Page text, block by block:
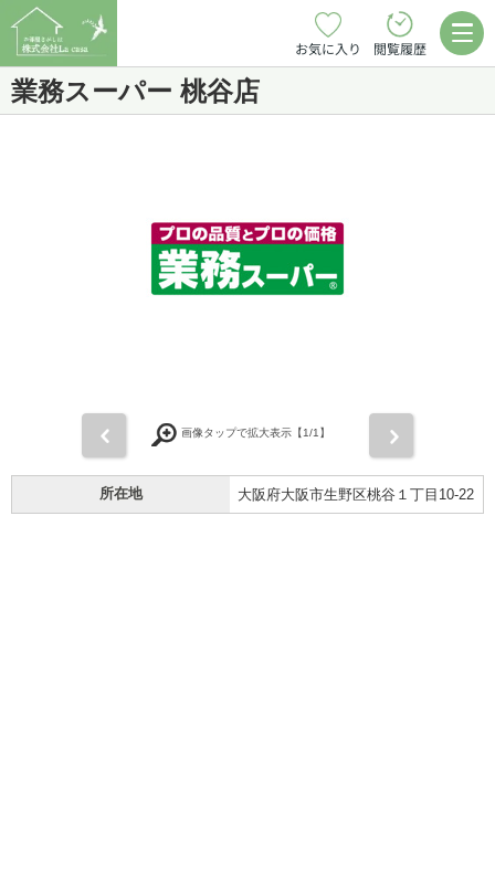
お気に入り 閲覧履歴
業務スーパー 桃谷店
画像タップで拡大表示【1/1】
所在地 大阪府大阪市生野区桃谷１丁目10-22